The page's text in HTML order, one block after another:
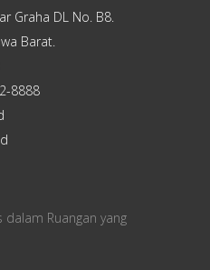
Graha DL No. B8.
Barat.
8888
dalam Ruangan yang